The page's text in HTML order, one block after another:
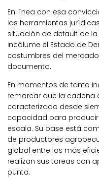
En línea con esa
las herramientas
situación de default de
incólume el Estado de
costumbres del
documento.
En momentos de tanta
remarcar que la cadena
caracterizado desde
capacidad para
escala. Su base está
de productores
global entre los más
realizan sus tareas con
punta.